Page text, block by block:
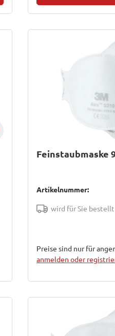
Feinstaubmaske
Artikelnummer:
wird für Sie bestellt
Preise sind nur für
anmelden oder